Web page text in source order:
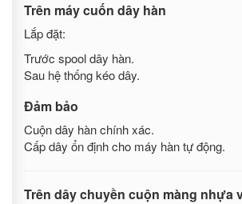
Trên máy cuốn dây hàn
Lắp đặt:
Trước spool dây hàn.
Sau hệ thống kéo dây.
Đảm bảo
Cuộn dây hàn chính xác.
Cấp dây ổn định cho máy hàn tự động.
Trên dây chuyền cuộn màng nhựa